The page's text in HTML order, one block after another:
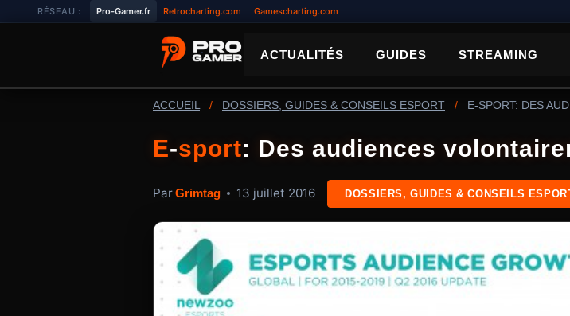
RÉSEAU : Pro-Gamer.fr Retrocharting.com Gamescharting.com
ACTUALITÉS GUIDES STREAMING
ACCUEIL / DOSSIERS, GUIDES & CONSEILS ESPORT / E-SPORT: DES
E-sport: Des audiences
ParGrimtag 13 juillet 2016 DOSSIERS, GUIDES & CONSEILS